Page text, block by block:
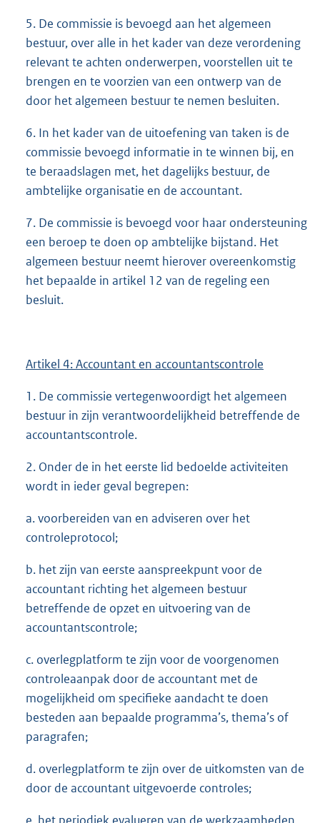
5. De commissie is bevoegd aan het algemeen
bestuur, over alle in het kader van deze verordening
relevant te achten onderwerpen, voorstellen uit te
brengen en te voorzien van een ontwerp van de
door het algemeen bestuur te nemen besluiten.
6. In het kader van de uitoefening van taken is de
commissie bevoegd informatie in te winnen bij, en
te beraadslagen met, het dagelijks bestuur, de
ambtelijke organisatie en de accountant.
7. De commissie is bevoegd voor haar ondersteuning
een beroep te doen op ambtelijke bijstand. Het
algemeen bestuur neemt hierover overeenkomstig
het bepaalde in artikel 12 van de regeling een
besluit.
Artikel 4: Accountant en accountantscontrole
1. De commissie vertegenwoordigt het algemeen
bestuur in zijn verantwoordelijkheid betreffende de
accountantscontrole.
2. Onder de in het eerste lid bedoelde activiteiten
wordt in ieder geval begrepen:
a. voorbereiden van en adviseren over het
controleprotocol;
b. het zijn van eerste aanspreekpunt voor de
accountant richting het algemeen bestuur
betreffende de opzet en uitvoering van de
accountantscontrole;
c. overlegplatform te zijn voor de voorgenomen
controleaanpak door de accountant met de
mogelijkheid om specifieke aandacht te doen
besteden aan bepaalde programma’s, thema’s of
paragrafen;
d. overlegplatform te zijn over de uitkomsten van de
door de accountant uitgevoerde controles;